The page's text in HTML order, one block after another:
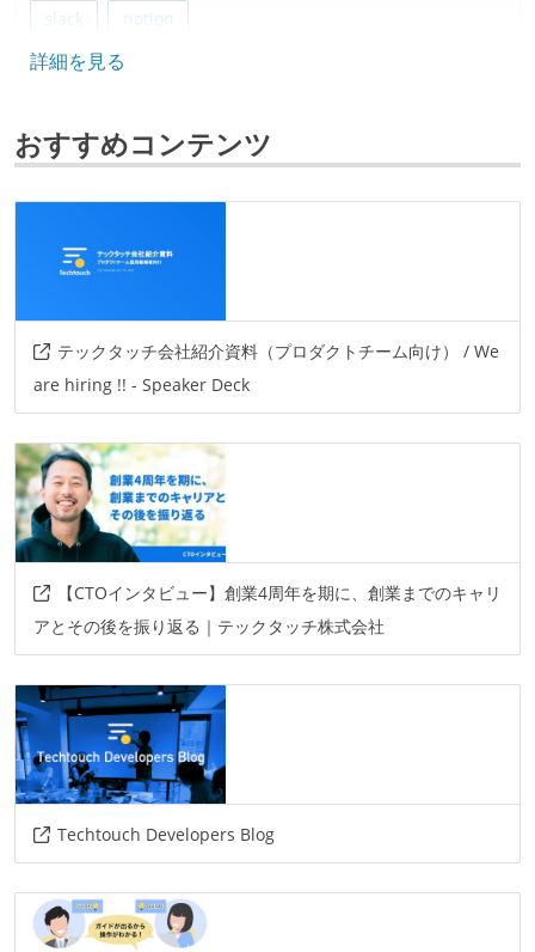
slack
notion
その他
詳細を見る
おすすめコンテンツ
テックタッチ会社紹介資料（プロダクトチーム向け） / We
are hiring !! - Speaker Deck
【CTOインタビュー】創業4周年を期に、創業までのキャリ
アとその後を振り返る｜テックタッチ株式会社
Techtouch Developers Blog